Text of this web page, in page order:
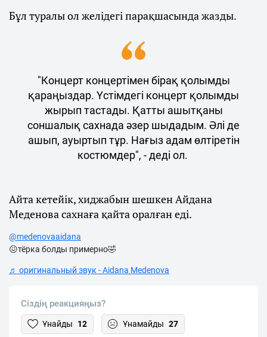
Бұл туралы ол желідегі парақшасында жазды.
"Концерт концертімен бірақ қолымды
қараңыздар. Үстімдегі концерт қолымды
жырып тастады. Қатты ашытқаны
соншалық сахнада әзер шыдадым. Әлі де
ашып, ауыртып тұр. Нағыз адам өлтіретін
костюмдер", - деді ол.
Айта кетейік, хиджабын шешкен Айдана
Меденова сахнаға қайта оралған еді.
@medenovaaidana
😖тёрка болды примерно🤣
♬ оригинальный звук - Aidana Medenova
Сіздің реакцияңыз?
Ұнайды 12 Ұнамайды 27